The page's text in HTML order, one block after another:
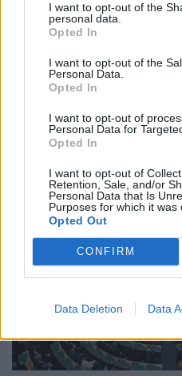
I want to opt-out of the
personal data.
Opted In
I want to opt-out of the
Personal Data.
Opted In
I want to opt-out of
Personal Data for
Opted In
I want to opt-out of
Retention, Sale, and/or
Personal Data that Is
Purposes for which it was
Opted Out
CONFIRM
Data Deletion Data
Működik a legális
tízezreket a
A nyári hőségben könnyen
ha a háztartási gépeket és
használjuk.